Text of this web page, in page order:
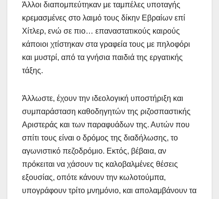
Άλλοι διαπομπεύτηκαν με ταμπέλες υποταγής
κρεμασμένες στο λαιμό τους δίκην Εβραίων επί
Χίτλερ, ενώ σε πιο… επαναστατικούς καιρούς
κάποιοι χτίστηκαν στα γραφεία τους με πηλοφόρι
και μυστρί, από τα γνήσια παιδιά της εργατικής
τάξης.
Άλλωστε, έχουν την ιδεολογική υποστήριξη και
συμπαράσταση καθοδηγητών της ριζοσπαστικής
Αριστεράς και των παραφυάδων της. Αυτών που
σπίτι τους είναι ο δρόμος της διαδήλωσης, το
αγωνιστικό πεζοδρόμιο. Εκτός, βέβαια, αν
πρόκειται να χάσουν τις καλοβαλμένες θέσεις
εξουσίας, οπότε κάνουν την κωλοτούμπα,
υπογράφουν τρίτο μνημόνιο, και απολαμβάνουν τα